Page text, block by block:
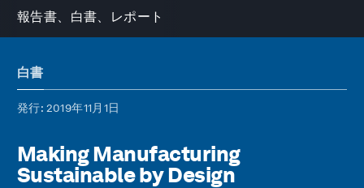
報告書、白書、レポート
白書
発行: 2019年11月1日
Making Manufacturing
Sustainable by Design